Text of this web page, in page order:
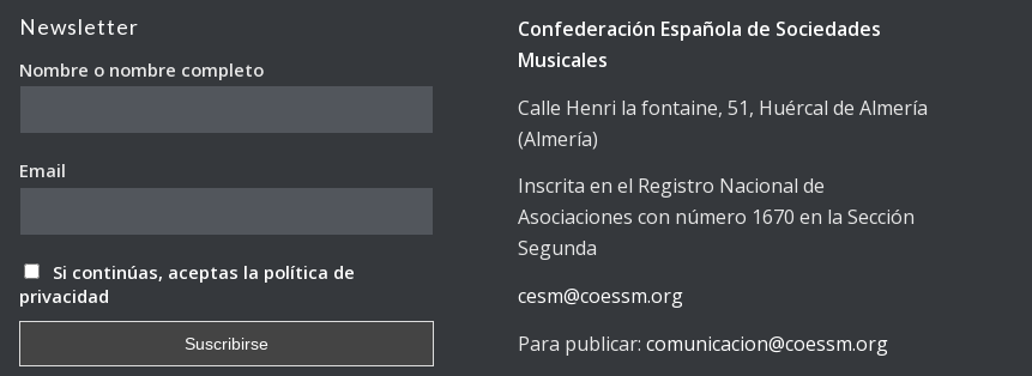
Newsletter
Nombre o nombre completo
Email
Si continúas, aceptas la política de
privacidad
Confederación Española de Sociedades
Musicales
Calle Henri la fontaine, 51, Huércal de Almería
(Almería)
Inscrita en el Registro Nacional de
Asociaciones con número 1670 en la Sección
Segunda
cesm@coessm.org
Para publicar:comunicacion@coessm.org